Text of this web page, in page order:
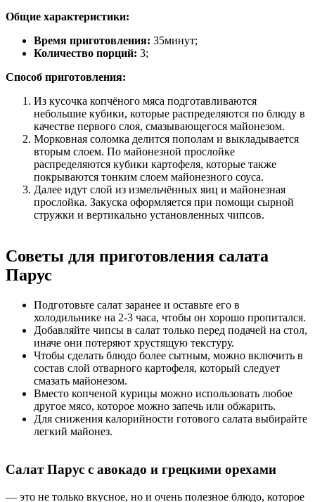
Общие характеристики:
Время приготовления: 35минут;
Количество порций: 3;
Способ приготовления:
Из кусочка копчёного мяса подготавливаются
небольшие кубики, которые распределяются по блюду в
качестве первого слоя, смазывающегося майонезом.
Морковная соломка делится пополам и выкладывается
вторым слоем. По майонезной прослойке
распределяются кубики картофеля, которые также
покрываются тонким слоем майонезного соуса.
Далее идут слой из измельчённых яиц и майонезная
прослойка. Закуска оформляется при помощи сырной
стружки и вертикально установленных чипсов.
Советы для приготовления салата
Парус
Подготовьте салат заранее и оставьте его в
холодильнике на 2-3 часа, чтобы он хорошо пропитался.
Добавляйте чипсы в салат только перед подачей на стол,
иначе они потеряют хрустящую текстуру.
Чтобы сделать блюдо более сытным, можно включить в
состав слой отварного картофеля, который следует
смазать майонезом.
Вместо копченой курицы можно использовать любое
другое мясо, которое можно запечь или обжарить.
Для снижения калорийности готового салата выбирайте
легкий майонез.
Салат Парус с авокадо и грецкими орехами
— это не только вкусное, но и очень полезное блюдо, которое